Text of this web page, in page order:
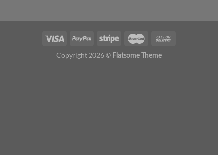
Copyright 2026 © Flatsome Theme